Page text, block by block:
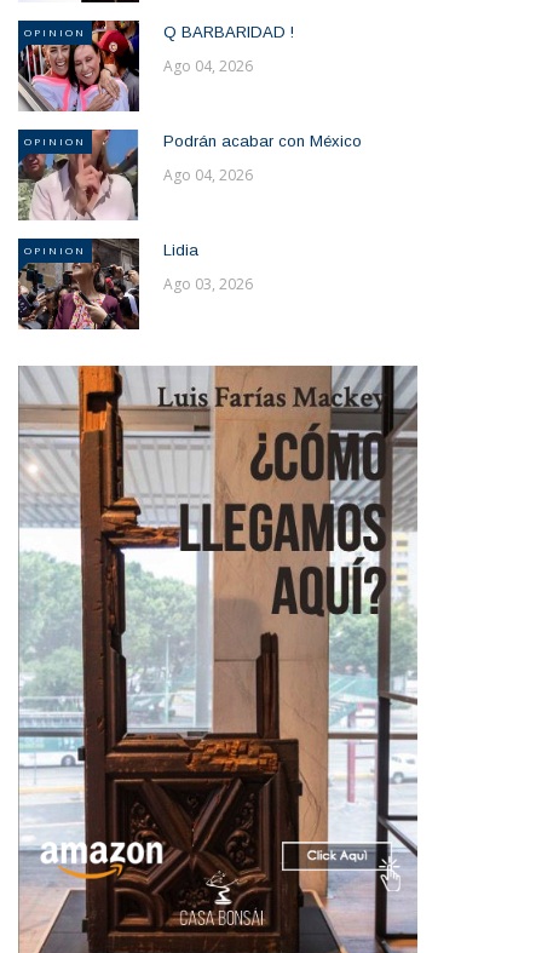
OPINION Q BARBARIDAD !
Ago 04, 2026
OPINION Podrán acabar con México
Ago 04, 2026
OPINION Lidia
Ago 03, 2026